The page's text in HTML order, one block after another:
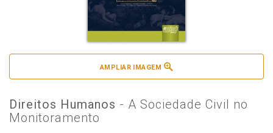
AMPLIAR IMAGEM
Direitos Humanos - A Sociedade Civil no
Monitoramento